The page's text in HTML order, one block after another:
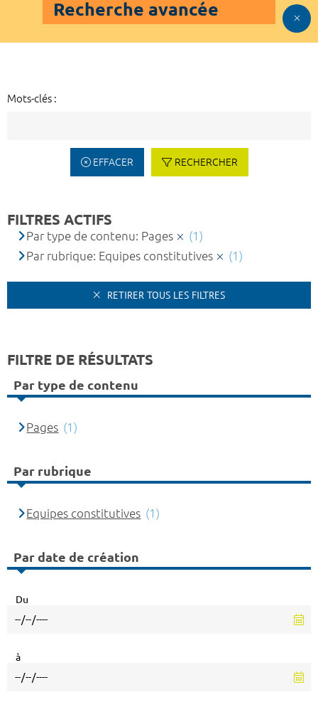
Recherche avancée
Mots-clés :
EFFACER RECHERCHER
FILTRES ACTIFS
Par type de contenu: Pages
(1)
Par rubrique: Equipes constitutives
(1)
RETIRER TOUS LES FILTRES
FILTRE DE RÉSULTATS
Par type de contenu
Pages (1)
Par rubrique
Equipes constitutives (1)
Par date de création
Du
à